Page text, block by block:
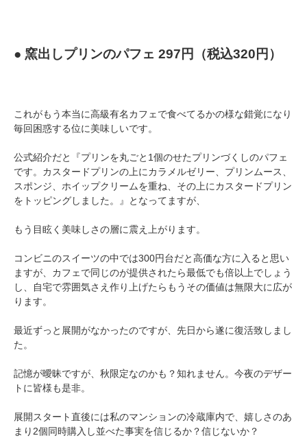
● 窯出しプリンのパフェ 297円（税込320円）
これがもう本当に高級有名カフェで食べてるかの様な錯覚になり
毎回困惑する位に美味しいです。
公式紹介だと『プリンを丸ごと1個のせたプリンづくしのパフェ
です。カスタードプリンの上にカラメルゼリー、プリンムース、
スポンジ、ホイップクリームを重ね、その上にカスタードプリン
をトッピングしました。』となってますが、
もう目眩く美味しさの層に震え上がります。
コンビニのスイーツの中では300円台だと高価な方に入ると思い
ますが、カフェで同じのが提供されたら最低でも倍以上でしょう
し、自宅で雰囲気さえ作り上げたらもうその価値は無限大に広が
ります。
最近ずっと展開がなかったのですが、先日から遂に復活致しまし
た。
記憶が曖昧ですが、秋限定なのかも？知れません。今夜のデザー
トに皆様も是非。
展開スタート直後には私のマンションの冷蔵庫内で、嬉しさのあ
まり2個同時購入し並べた事実を信じるか？信じないか？